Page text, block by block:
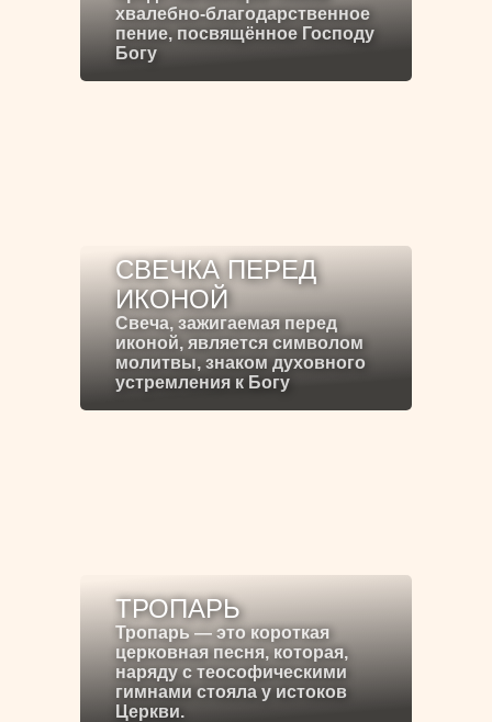
хвалебно-благодарственное
пение, посвящённое Господу
Богу
СВЕЧКА ПЕРЕД
ИКОНОЙ
Свеча, зажигаемая перед
иконой, является символом
молитвы, знаком духовного
устремления к Богу
ТРОПАРЬ
Тропарь — это короткая
церковная песня, которая,
наряду с теософическими
гимнами стояла у истоков
Церкви.